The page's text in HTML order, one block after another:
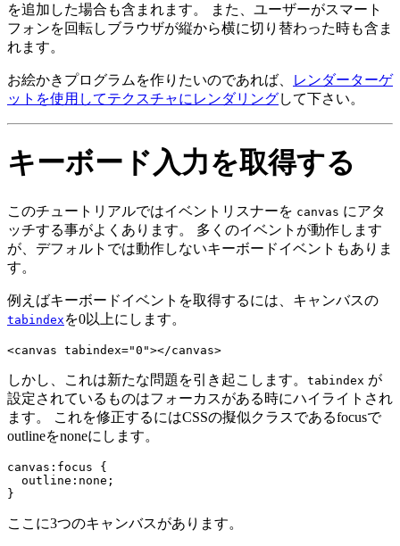
を追加した場合も含まれます。 また、ユーザーがスマート
フォンを回転しブラウザが縦から横に切り替わった時も含ま
れます。
お絵かきプログラムを作りたいのであれば、
レンダーターゲ
ットを使用してテクスチャにレンダリングして下さい。
キーボード入力を取得する
このチュートリアルではイベントリスナーを canvas にアタ
ッチする事がよくあります。 多くのイベントが動作します
が、デフォルトでは動作しないキーボードイベントもありま
す。
例えばキーボードイベントを取得するには、キャンバスの
tabindex を0以上にします。
しかし、これは新たな問題を引き起こします。 tabindex が
設定されているものはフォーカスがある時にハイライトされ
ます。 これを修正するにはCSSの擬似クラスであるfocusで
outlineをnoneにします。
canvas:focus {
  outline:none;
ここに3つのキャンバスがあります。